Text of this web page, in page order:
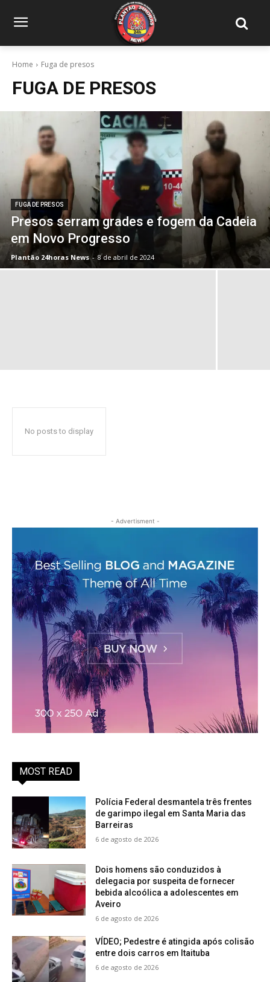
Home Fuga de presos
FUGA DE PRESOS
FUGA DE PRESOS
Presos serram grades e fogem da Cadeia
em Novo Progresso
Plantão 24horas News - 8 de abril de 2024
No posts to display
- Advertisment -
MOST READ
Polícia Federal desmantela três frentes
de garimpo ilegal em Santa Maria das
Barreiras
6 de agosto de 2026
Dois homens são conduzidos à
delegacia por suspeita de fornecer
bebida alcoólica a adolescentes em
Aveiro
6 de agosto de 2026
VÍDEO; Pedestre é atingida após colisão
entre dois carros em Itaituba
6 de agosto de 2026